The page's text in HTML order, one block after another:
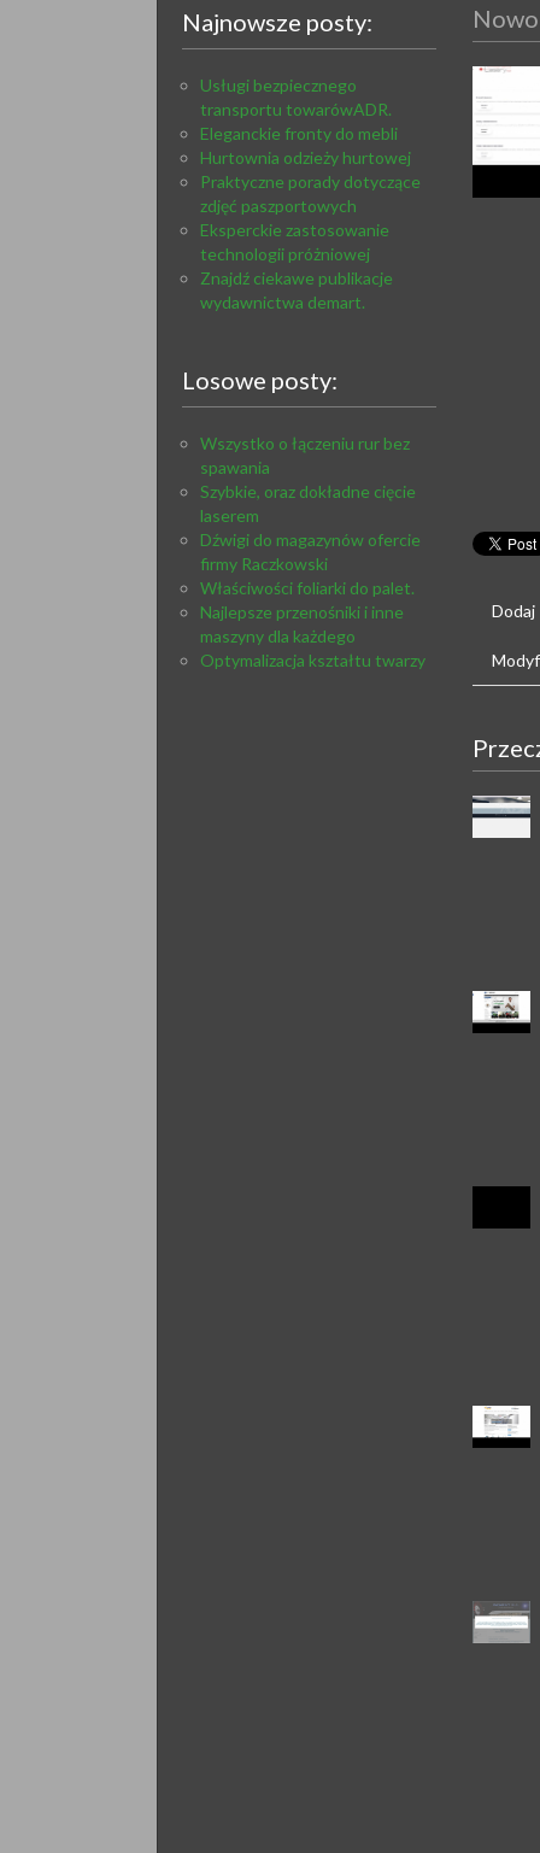
Najnowsze posty:
Usługi bezpiecznego
transportu towarówADR.
Eleganckie fronty do mebli
Hurtownia odzieży hurtowej
Praktyczne porady dotyczące
zdjęć paszportowych
Eksperckie zastosowanie
technologii próżniowej
Znajdź ciekawe publikacje
wydawnictwa demart.
Losowe posty:
Wszystko o łączeniu rur bez
spawania
Szybkie, oraz dokładne cięcie
laserem
Dźwigi do magazynów ofercie
firmy Raczkowski
Właściwości foliarki do palet.
Najlepsze przenośniki i inne
maszyny dla każdego
Optymalizacja kształtu twarzy
Dodaj